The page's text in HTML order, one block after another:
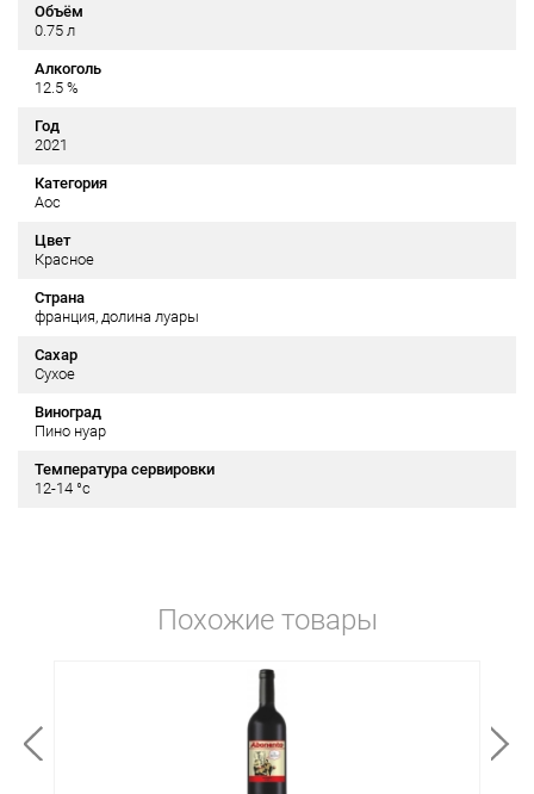
Объём
0.75 л
Алкоголь
12.5 %
Год
2021
Категория
Aoc
Цвет
Красное
Страна
франция, долина луары
Сахар
Сухое
Виноград
Пино нуар
Температура сервировки
12-14 °c
Похожие товары